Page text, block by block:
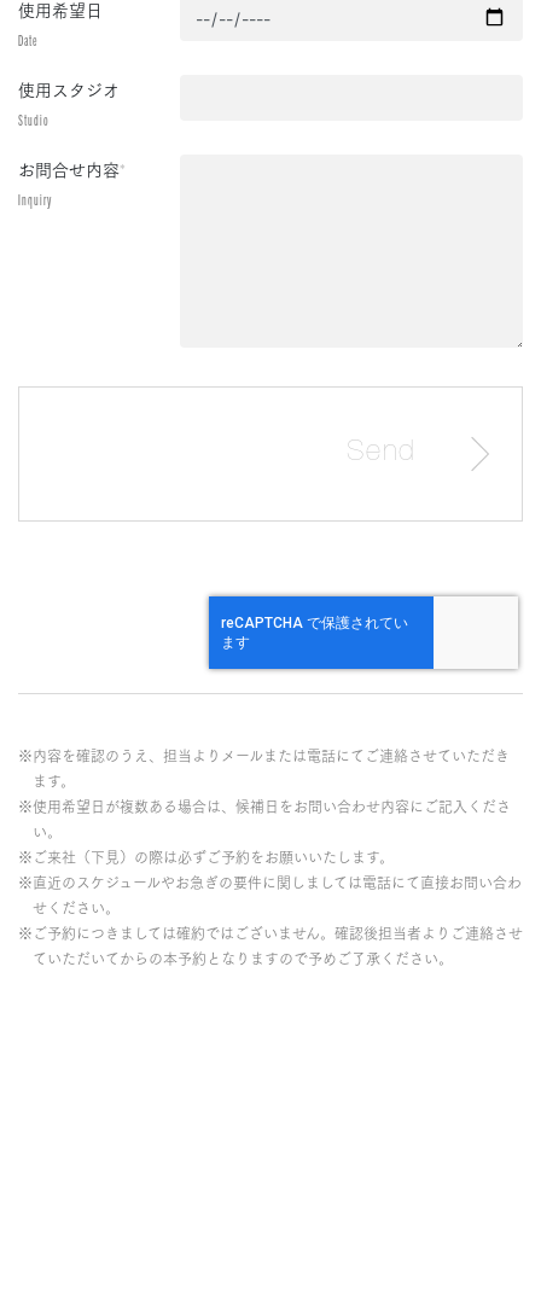
使用希望日
Date
使用スタジオ
Studio
お問合せ内容*
Inquiry
※内容を確認のうえ、担当よりメールまたは電話にてご連絡させていただき
ます。
※使用希望日が複数ある場合は、候補日をお問い合わせ内容にご記入くださ
い。
※ご来社（下見）の際は必ずご予約をお願いいたします。
※直近のスケジュールやお急ぎの要件に関しましては電話にて直接お問い合わ
せください。
※ご予約につきましては確約ではございません。確認後担当者よりご連絡させ
ていただいてからの本予約となりますので予めご了承ください。